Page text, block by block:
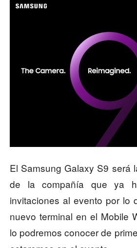
El Samsung Galaxy S9 será
de la compañía que ya
invitaciones al evento por lo
nuevo terminal en el Mobile
lo podremos conocer de